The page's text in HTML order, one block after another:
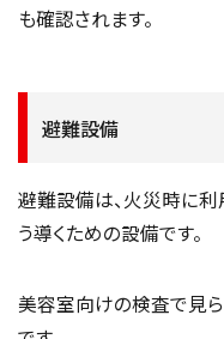
も確認されます。
避難設備
避難設備は、火災時に
う導くための設備です。
美容室向けの検査で見